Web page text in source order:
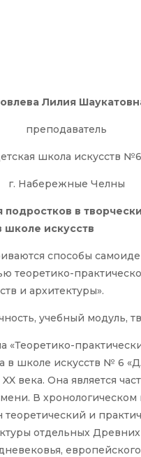
Лилия
преподаватель
школа искусств
г. Набережные Челны
в
школе искусств
способы
и архитектуры».
учебный модуль,
«Теоретико-
в школе искусств № 6
века. Она является
В хронологическом
и
отдельных